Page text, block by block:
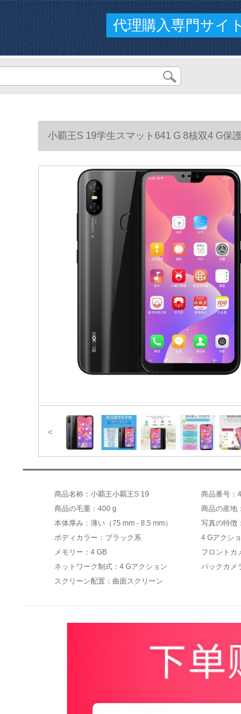
代理購入専門サイト
小覇王S 19学生スマット641 G 8核双4 G保
<
商品名称：小覇王小覇王S 19 商品番号：
商品の毛重：400 g
商品の産地
本体厚み：薄い（75 mm - 8.5 mm）
ボディカラー：ブラック系
メモリー：4 GB
ネットワーク制式：4 Gアクション
スクリーン配置：曲面スクリーン